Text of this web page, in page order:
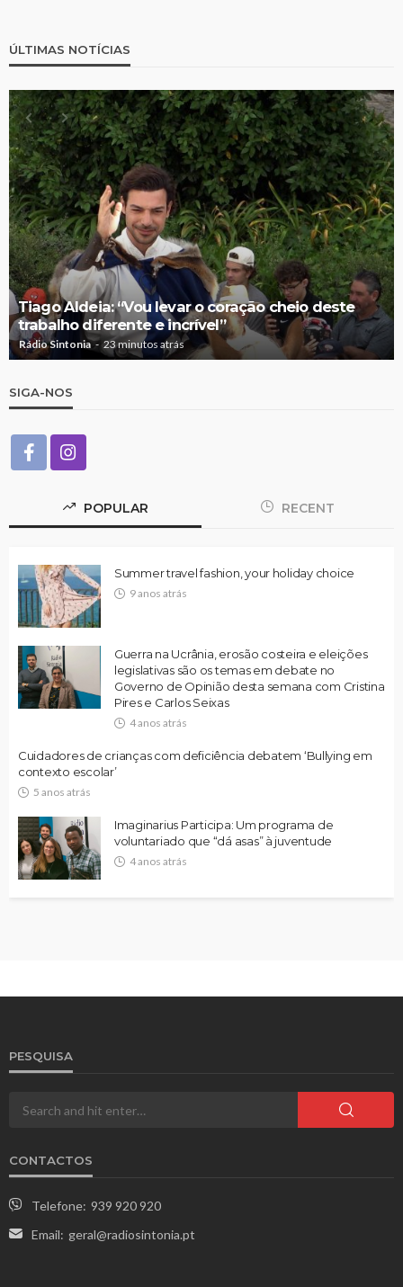
ÚLTIMAS NOTÍCIAS
Tiago Aldeia: “Vou levar o coração cheio deste
trabalho diferente e incrível”
Rádio Sintonia 23 minutos atrás
SIGA-NOS
POPULAR RECENT
Summer travel fashion, your holiday choice
9 anos atrás
Guerra na Ucrânia, erosão costeira e eleições
legislativas são os temas em debate no
Governo de Opinião desta semana com Cristina
Pires e Carlos Seixas
4 anos atrás
Cuidadores de crianças com deficiência debatem ‘Bullying em
contexto escolar’
5 anos atrás
Imaginarius Participa: Um programa de
voluntariado que “dá asas” à juventude
4 anos atrás
PESQUISA
CONTACTOS
Telefone: 939 920 920
Email: geral@radiosintonia.pt